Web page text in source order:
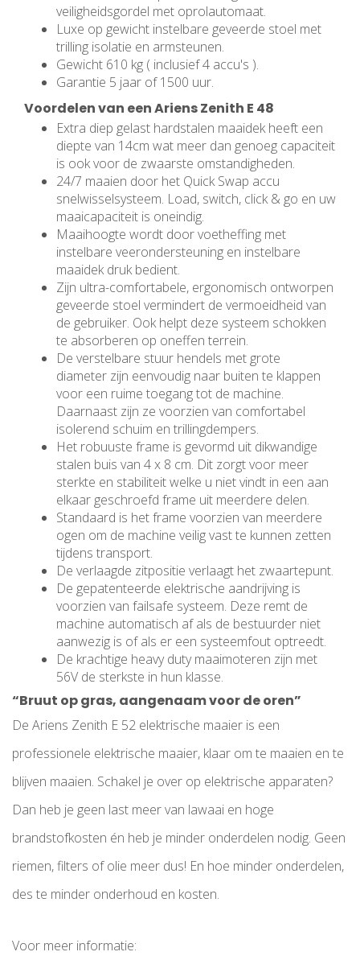
veiligheidsgordel met oprolautomaat.
Luxe op gewicht instelbare geveerde stoel met
trilling isolatie en armsteunen.
Gewicht 610 kg ( inclusief 4 accu's ).
Garantie 5 jaar of 1500 uur.
Voordelen van een Ariens Zenith E 48
Extra diep gelast hardstalen maaidek heeft een
diepte van 14cm wat meer dan genoeg capaciteit
is ook voor de zwaarste omstandigheden.
24/7 maaien door het Quick Swap accu
snelwisselsysteem. Load, switch, click & go en uw
maaicapaciteit is oneindig.
Maaihoogte wordt door voetheffing met
instelbare veerondersteuning en instelbare
maaidek druk bedient.
Zijn ultra-comfortabele, ergonomisch ontworpen
geveerde stoel vermindert de vermoeidheid van
de gebruiker. Ook helpt deze systeem schokken
te absorberen op oneffen terrein.
De verstelbare stuur hendels met grote
diameter zijn eenvoudig naar buiten te klappen
voor een ruime toegang tot de machine.
Daarnaast zijn ze voorzien van comfortabel
isolerend schuim en trillingdempers.
Het robuuste frame is gevormd uit dikwandige
stalen buis van 4 x 8 cm. Dit zorgt voor meer
sterkte en stabiliteit welke u niet vindt in een aan
elkaar geschroefd frame uit meerdere delen.
Standaard is het frame voorzien van meerdere
ogen om de machine veilig vast te kunnen zetten
tijdens transport.
De verlaagde zitpositie verlaagt het zwaartepunt.
De gepatenteerde elektrische aandrijving is
voorzien van failsafe systeem. Deze remt de
machine automatisch af als de bestuurder niet
aanwezig is of als er een systeemfout optreedt.
De krachtige heavy duty maaimoteren zijn met
56V de sterkste in hun klasse.
“Bruut op gras, aangenaam voor de oren”
De Ariens Zenith E 52 elektrische maaier is een
professionele elektrische maaier, klaar om te maaien en te
blijven maaien. Schakel je over op elektrische apparaten?
Dan heb je geen last meer van lawaai en hoge
brandstofkosten én heb je minder onderdelen nodig. Geen
riemen, filters of olie meer dus! En hoe minder onderdelen,
des te minder onderhoud en kosten.
Voor meer informatie: